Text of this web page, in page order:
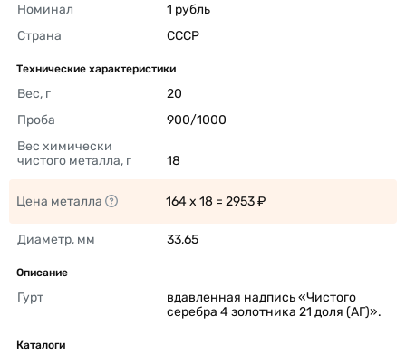
Номинал
1 рубль
Страна
СССР
Технические характеристики
Вес, г
20
Проба
900/1000
Вес химически
чистого металла, г
18
Цена металла 164 x 18 = 2953 ₽
Диаметр, мм 33,65
Описание
Гурт
вдавленная надпись «Чистого
серебра 4 золотника 21 доля (АГ)».
Каталоги